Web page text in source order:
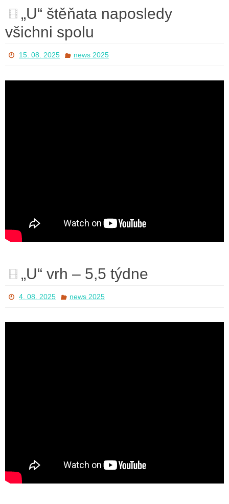
„U“ štěňata naposledy
všichni spolu
15. 08. 2025 news 2025
„U“ vrh – 5,5 týdne
4. 08. 2025 news 2025